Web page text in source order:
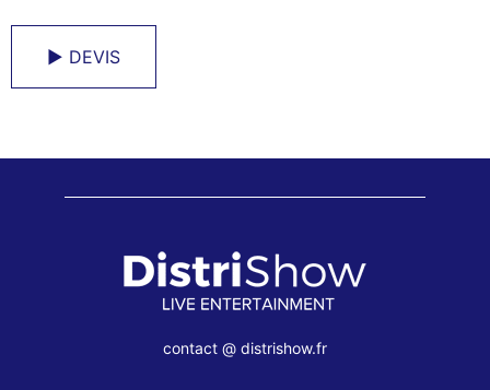
► DEVIS
contact @ distrishow.fr